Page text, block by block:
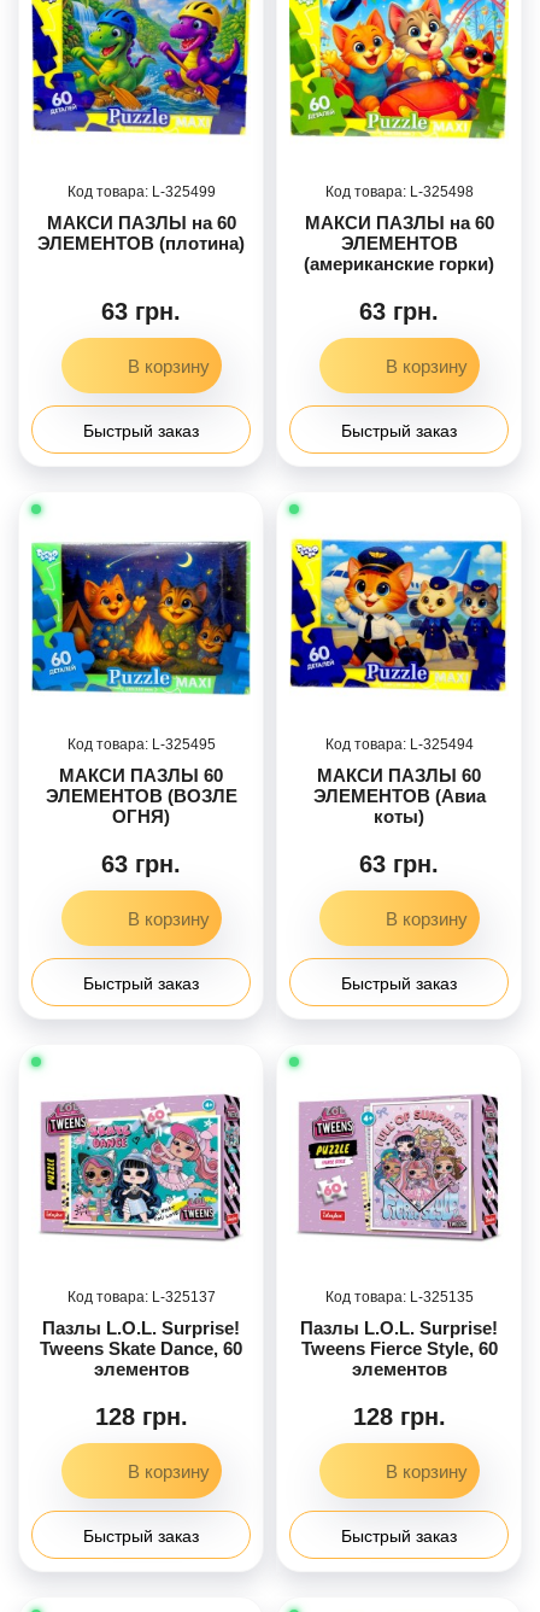
325499
МАКСИ ПАЗЛЫ на 60
ЭЛЕМЕНТОВ (плотина)
63 грн.
Быстрый заказ
325498
МАКСИ ПАЗЛЫ на 60
ЭЛЕМЕНТОВ
(американские горки)
63 грн.
Быстрый заказ
325495
МАКСИ ПАЗЛЫ 60
ЭЛЕМЕНТОВ (ВОЗЛЕ
ОГНЯ)
63 грн.
Быстрый заказ
325494
МАКСИ ПАЗЛЫ 60
ЭЛЕМЕНТОВ (Авиа
коты)
63 грн.
Быстрый заказ
325137
Пазлы L.O.L. Surprise!
Tweens Skate Dance, 60
элементов
128 грн.
Быстрый заказ
325135
Пазлы L.O.L. Surprise!
Tweens Fierce Style, 60
элементов
128 грн.
Быстрый заказ